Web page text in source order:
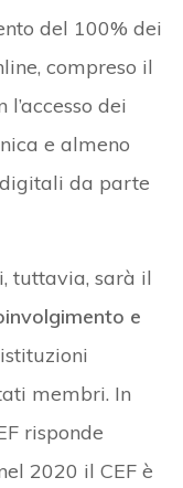
del 100% dei
compreso il
dei
e almeno
digitali da parte
tuttavia, sarà il
e
membri. In
risponde
2020 il CEF è